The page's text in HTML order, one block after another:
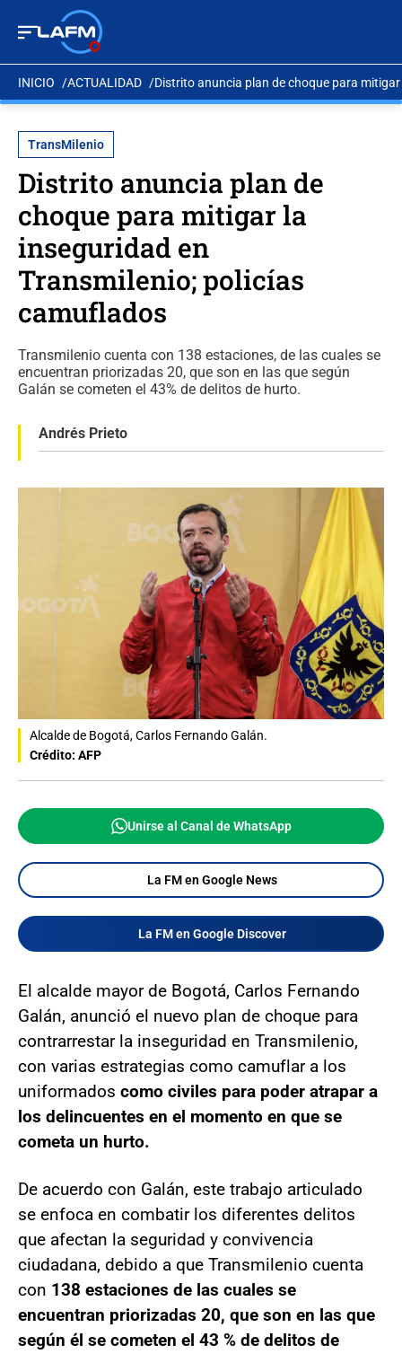
INICIO ACTUALIDAD Distrito anuncia plan de choque para
TransMilenio
Distrito anuncia plan de
choque para mitigar la
inseguridad en
Transmilenio; policías
camuflados
Transmilenio cuenta con 138 estaciones, de las cuales se
encuentran priorizadas 20, que son en las que según
Galán se cometen el 43% de delitos de hurto.
Andrés Prieto
Alcalde de Bogotá, Carlos Fernando Galán.
Crédito: AFP
Unirse al Canal de WhatsApp
La FM en Google News
La FM en Google Discover
El alcalde mayor de Bogotá, Carlos Fernando
Galán, anunció el nuevo plan de choque para
contrarrestar la inseguridad en Transmilenio,
con varias estrategias como camuflar a los
uniformados como civiles para poder atrapar a
los delincuentes en el momento en que se
cometa un hurto.
De acuerdo con Galán, este trabajo articulado
se enfoca en combatir los diferentes delitos
que afectan la seguridad y convivencia
ciudadana, debido a que Transmilenio cuenta
con 138 estaciones de las cuales se
encuentran priorizadas 20, que son en las que
según él se cometen el 43 % de delitos de